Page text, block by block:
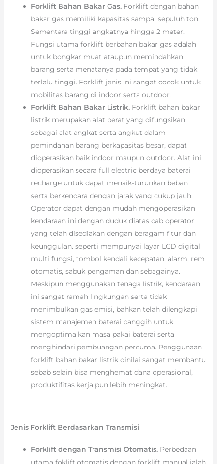
Forklift Bahan Bakar Gas. Forklift dengan bahan
bakar gas memiliki kapasitas sampai sepuluh ton.
Sementara tinggi angkatnya hingga 2 meter.
Fungsi utama forklift berbahan bakar gas adalah
untuk bongkar muat ataupun memindahkan
barang serta menatanya pada tempat yang tidak
terlalu tinggi. Forklift jenis ini sangat cocok untuk
mobilitas barang di indoor serta outdoor.
Forklift Bahan Bakar Listrik. Forklift bahan bakar
listrik merupakan alat berat yang difungsikan
sebagai alat angkat serta angkut dalam
pemindahan barang berkapasitas besar, dapat
dioperasikan baik indoor maupun outdoor. Alat ini
dioperasikan secara full electric berdaya baterai
recharge untuk dapat menaik-turunkan beban
serta berkendara dengan jarak yang cukup jauh.
Operator dapat dengan mudah mengoperasikan
kendaraan ini dengan duduk diatas cab operator
yang telah disediakan dengan beragam fitur dan
keunggulan, seperti mempunyai layar LCD digital
multi fungsi, tombol kendali kecepatan, alarm, rem
otomatis, sabuk pengaman dan sebagainya.
Meskipun menggunakan tenaga listrik, kendaraan
ini sangat ramah lingkungan serta tidak
menimbulkan gas emisi, bahkan telah dilengkapi
sistem manajemen baterai canggih untuk
mengoptimalkan masa pakai baterai serta
menghindari pembuangan percuma. Penggunaan
forklift bahan bakar listrik dinilai sangat membantu
sebab selain bisa menghemat dana operasional,
produktifitas kerja pun lebih meningkat.
Jenis Forklift Berdasarkan Transmisi
Forklift dengan Transmisi Otomatis. Perbedaan
utama foklift otomatis dengan forklift manual ialah